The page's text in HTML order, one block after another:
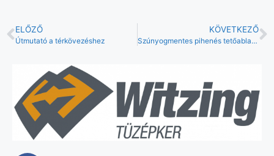
ELŐZŐ
Útmutató a térkövezéshez
KÖVETKEZŐ
Szúnyogmentes pihenés tetőablakokkal